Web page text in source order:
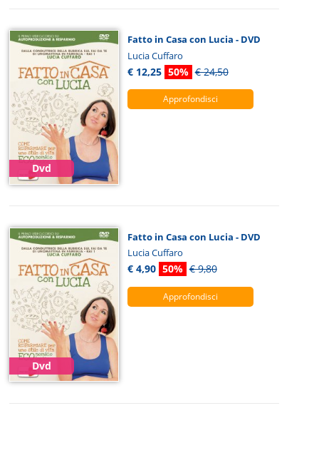
Dvd
Fatto in Casa con Lucia - DVD
Lucia Cuffaro
€ 12,25 50% € 24,50
Approfondisci
Dvd
Fatto in Casa con Lucia - DVD
Lucia Cuffaro
€ 4,90 50% € 9,80
Approfondisci